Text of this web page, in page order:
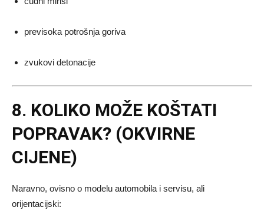
previsoka potrošnja goriva
zvukovi detonacije
8. KOLIKO MOŽE KOŠTATI
POPRAVAK? (OKVIRNE
CIJENE)
Naravno, ovisno o modelu automobila i servisu, ali
orijentacijski: